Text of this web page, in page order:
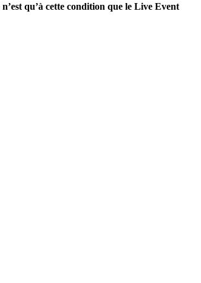
qu’à cette condition que le Live Event